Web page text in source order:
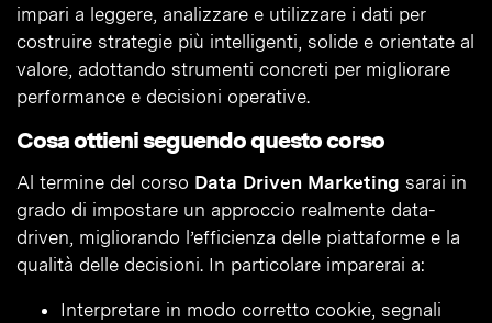
impari a leggere, analizzare e utilizzare i dati per
costruire strategie più intelligenti, solide e orientate al
valore, adottando strumenti concreti per migliorare
performance e decisioni operative.
Cosa ottieni seguendo questo corso
Al termine del corso Data Driven Marketing sarai in
grado di impostare un approccio realmente data-
driven, migliorando l’efficienza delle piattaforme e la
qualità delle decisioni. In particolare imparerai a:
Interpretare in modo corretto cookie, segnali